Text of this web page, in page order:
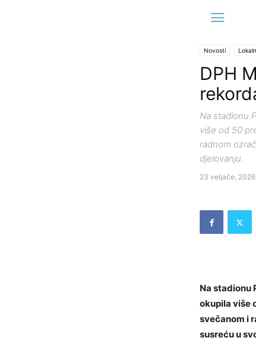
Novosti
DPH
Na stadionu
više od 50
radnom
djelovanju.
23 veljače, 2026
Na stadionu
okupila više
svečanom i
susreću u